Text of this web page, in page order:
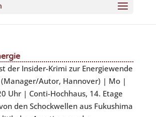
der Insider-Krimi zur Energiewende
(Manager/Autor, Hannover) | Mo |
Uhr | Conti-Hochhaus, 14. Etage
den Schockwellen aus Fukushima